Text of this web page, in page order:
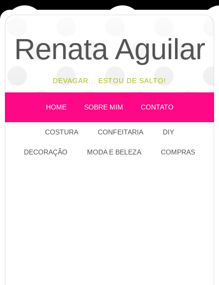
Renata Aguilar
DEVAGAR... ESTOU DE SALTO!
HOME SOBRE MIM CONTATO
COSTURA CONFEITARIA DIY
DECORAÇÃO MODA E BELEZA COMPRAS